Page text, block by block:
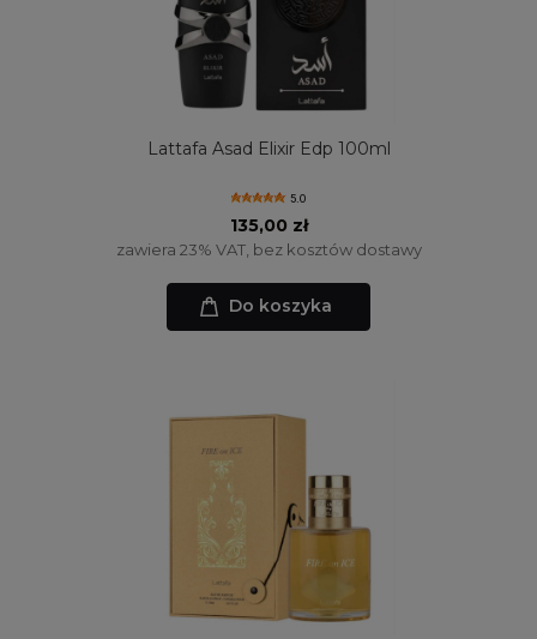
Lattafa Asad Elixir Edp 100ml
5.0
135,00 zł
zawiera 23% VAT, bez kosztów dostawy
Do koszyka